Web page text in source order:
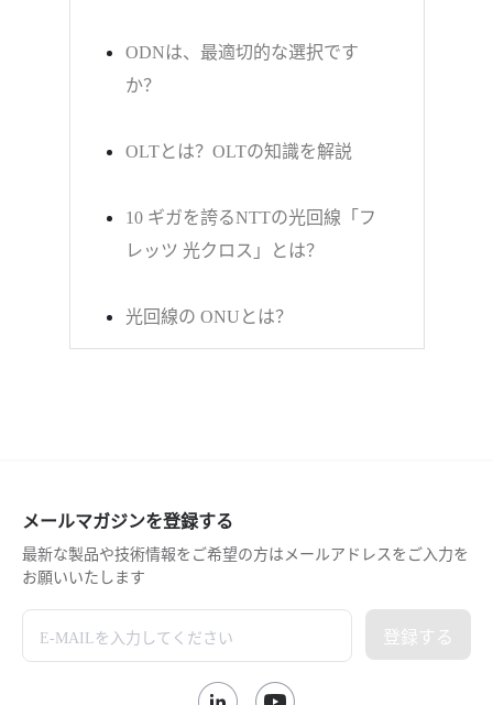
ODNは、最適切的な選択です
か？
OLTとは？OLTの知識を解説
10 ギガを誇るNTTの光回線「フ
レッツ 光クロス」とは？
光回線の ONUとは？
メールマガジンを登録する
最新な製品や技術情報をご希望の方はメールアドレスをご入力を
お願いいたします
登録する